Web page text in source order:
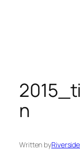
n
Written by